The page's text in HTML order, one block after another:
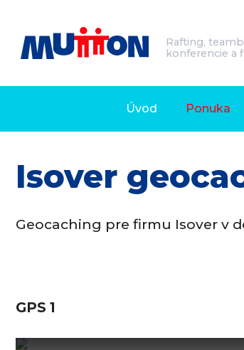
Rafting,
konferencie a
Úvod Ponuka
Isover
Geocaching pre firmu Isover v
GPS 1